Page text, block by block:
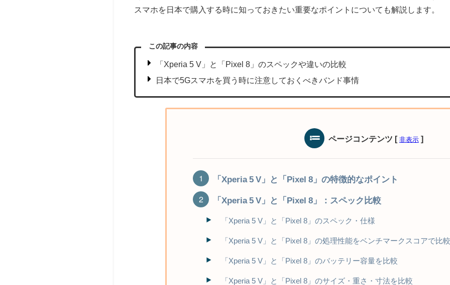
スマホを日本で購入する時に知っておきたい重要なポイントについても解説します。
この記事の内容
「Xperia 5 V」と「Pixel 8」のスペックや違いの比較
日本で5Gスマホを買う時に注意しておくべきバンド事情
ページコンテンツ [ 非表示 ]
「Xperia 5 V」と「Pixel 8」の特徴的なポイント
「Xperia 5 V」と「Pixel 8」：スペック比較
「Xperia 5 V」と「Pixel 8」のスペック・仕様
「Xperia 5 V」と「Pixel 8」の処理性能をベンチマークスコアで比較
「Xperia 5 V」と「Pixel 8」のバッテリー容量を比較
「Xperia 5 V」と「Pixel 8」のサイズ・重さ・寸法を比較